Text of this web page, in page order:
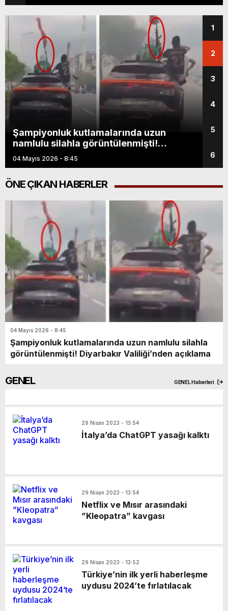
1
2
3
4
5
6
Şampiyonluk kutlamalarında uzun
namlulu silahla görüntülenmişti!
Diyarbakır Valiliği’nden açıklama
04 Mayıs 2026 - 8:45 04
ÖNE ÇIKAN HABERLER
04 Mayıs 2026 - 8:45
Şampiyonluk kutlamalarında uzun namlulu silahla
görüntülenmişti! Diyarbakır Valiliği’nden açıklama
GENEL GENEL Haberleri
29 Nisan 2023 - 13:54
İtalya’da ChatGPT yasağı kalktı
29 Nisan 2023 - 13:54
Netflix ve Mısır arasındaki
”Kleopatra” kavgası
29 Nisan 2023 - 13:52
Türkiye’nin ilk yerli haberleşme
uydusu 2024’te fırlatılacak